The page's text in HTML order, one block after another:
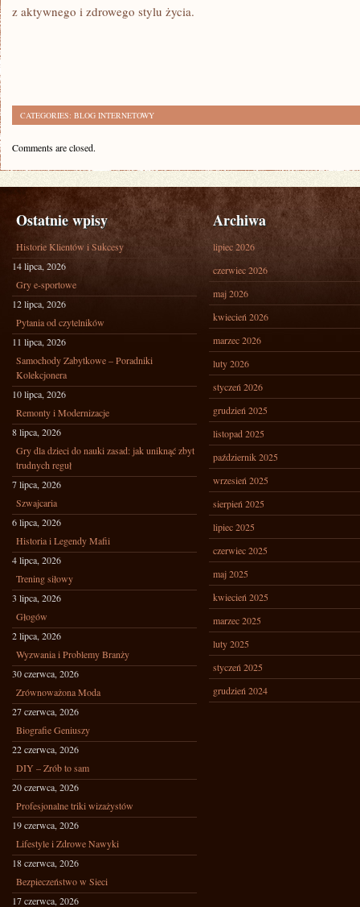
z aktywnego i zdrowego stylu życia.
CATEGORIES: BLOG INTERNETOWY
Comments are closed.
Ostatnie wpisy
Historie Klientów i Sukcesy
14 lipca, 2026
Gry e-sportowe
12 lipca, 2026
Pytania od czytelników
11 lipca, 2026
Samochody Zabytkowe – Poradniki
Kolekcjonera
10 lipca, 2026
Remonty i Modernizacje
8 lipca, 2026
Gry dla dzieci do nauki zasad: jak uniknąć zbyt
trudnych reguł
7 lipca, 2026
Szwajcaria
6 lipca, 2026
Historia i Legendy Mafii
4 lipca, 2026
Trening siłowy
3 lipca, 2026
Głogów
2 lipca, 2026
Wyzwania i Problemy Branży
30 czerwca, 2026
Zrównoważona Moda
27 czerwca, 2026
Biografie Geniuszy
22 czerwca, 2026
DIY – Zrób to sam
20 czerwca, 2026
Profesjonalne triki wizażystów
19 czerwca, 2026
Lifestyle i Zdrowe Nawyki
18 czerwca, 2026
Bezpieczeństwo w Sieci
17 czerwca, 2026
Archiwa
lipiec 2026
czerwiec 2026
maj 2026
kwiecień 2026
marzec 2026
luty 2026
styczeń 2026
grudzień 2025
listopad 2025
październik 2025
wrzesień 2025
sierpień 2025
lipiec 2025
czerwiec 2025
maj 2025
kwiecień 2025
marzec 2025
luty 2025
styczeń 2025
grudzień 2024